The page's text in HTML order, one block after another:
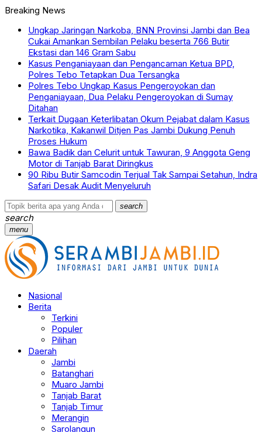
Breaking News
Ungkap Jaringan Narkoba, BNN Provinsi Jambi dan Bea
Cukai Amankan Sembilan Pelaku beserta 766 Butir
Ekstasi dan 146 Gram Sabu
Kasus Penganiayaan dan Pengancaman Ketua BPD,
Polres Tebo Tetapkan Dua Tersangka
Polres Tebo Ungkap Kasus Pengeroyokan dan
Penganiayaan, Dua Pelaku Pengeroyokan di Sumay
Ditahan
Terkait Dugaan Keterlibatan Okum Pejabat dalam Kasus
Narkotika, Kakanwil Ditjen Pas Jambi Dukung Penuh
Proses Hukum
Bawa Badik dan Celurit untuk Tawuran, 9 Anggota Geng
Motor di Tanjab Barat Diringkus
90 Ribu Butir Samcodin Terjual Tak Sampai Setahun, Indra
Safari Desak Audit Menyeluruh
search
search
menu
Nasional
Berita
Terkini
Populer
Pilihan
Daerah
Jambi
Batanghari
Muaro Jambi
Tanjab Barat
Tanjab Timur
Merangin
Sarolangun